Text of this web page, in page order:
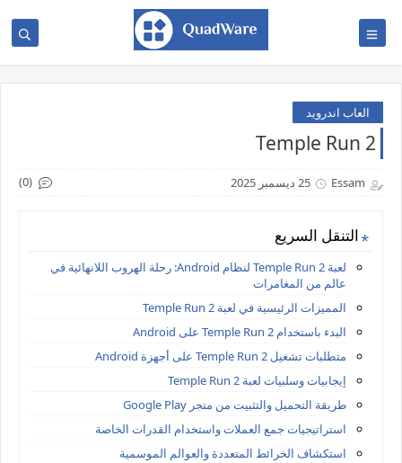
العاب اندرويد
Temple Run 2
Essam 25 ديسمبر 2025 (0)
التنقل السريع
لعبة Temple Run 2 لنظام Android: رحلة الهروب اللانهائية في
عالم من المغامرات
المميزات الرئيسية في لعبة Temple Run 2
البدء باستخدام Temple Run 2 على Android
متطلبات تشغيل Temple Run 2 على أجهزة Android
إيجابيات وسلبيات لعبة Temple Run 2
طريقة التحميل والتثبيت من متجر Google Play
استراتيجيات جمع العملات واستخدام القدرات الخاصة
استكشاف الخرائط المتعددة والعوالم الموسمية